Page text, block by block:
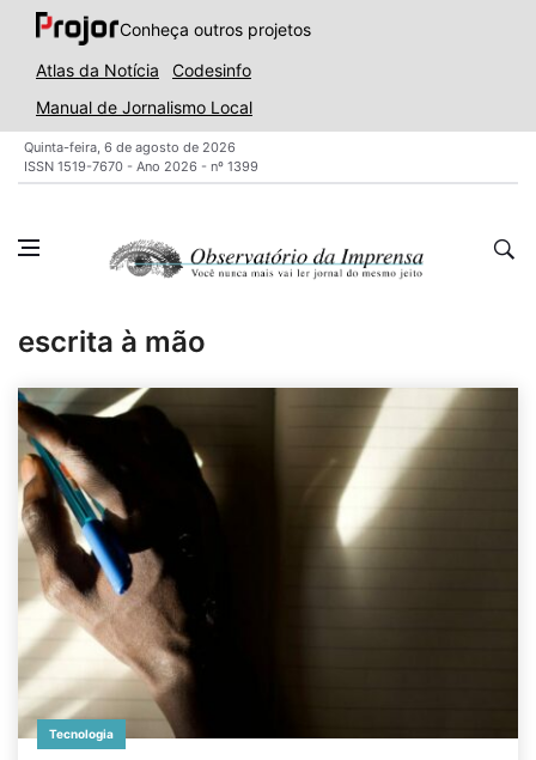
Conheça outros projetos
Atlas da Notícia
Codesinfo
Manual de Jornalismo Local
Quinta-feira, 6 de agosto de 2026
ISSN 1519-7670 - Ano 2026 - nº 1399
escrita à mão
Tecnologia